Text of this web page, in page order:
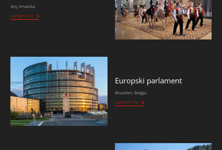
Sinj, Hrvatska
SAZNAJTE VIŠE
Europski parlament
Bruxelles, Belgija
SAZNAJTE VIŠE